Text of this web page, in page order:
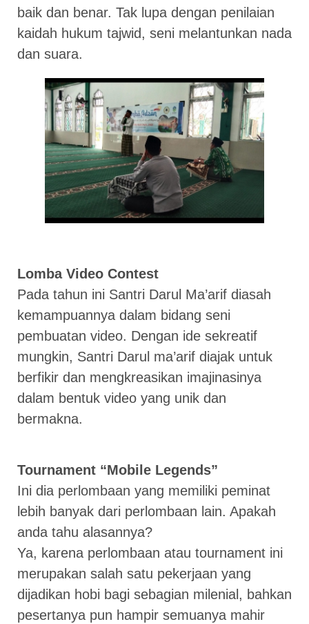
baik dan benar. Tak lupa dengan penilaian
kaidah hukum tajwid, seni melantunkan nada
dan suara.
Lomba Video Contest
Pada tahun ini Santri Darul Ma’arif diasah
kemampuannya dalam bidang seni
pembuatan video. Dengan ide sekreatif
mungkin, Santri Darul ma’arif diajak untuk
berfikir dan mengkreasikan imajinasinya
dalam bentuk video yang unik dan
bermakna.
Tournament “Mobile Legends”
Ini dia perlombaan yang memiliki peminat
lebih banyak dari perlombaan lain. Apakah
anda tahu alasannya?
Ya, karena perlombaan atau tournament ini
merupakan salah satu pekerjaan yang
dijadikan hobi bagi sebagian milenial, bahkan
pesertanya pun hampir semuanya mahir